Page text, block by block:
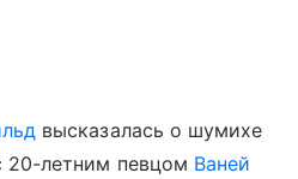
высказалась о шумихе
20-летним певцом Ваней